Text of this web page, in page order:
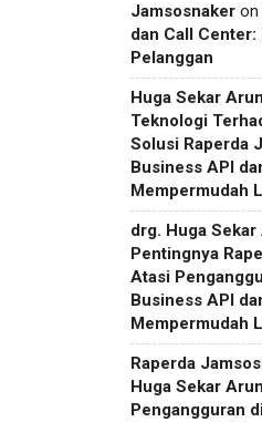
Jamsosnaker on
dan Call
Pelanggan
Huga Sekar
Teknologi
Solusi Raperda
Business API
Mempermudah
drg. Huga
Pentingnya
Atasi
Business API
Mempermudah
Raperda
Huga Sekar
Pengangguran